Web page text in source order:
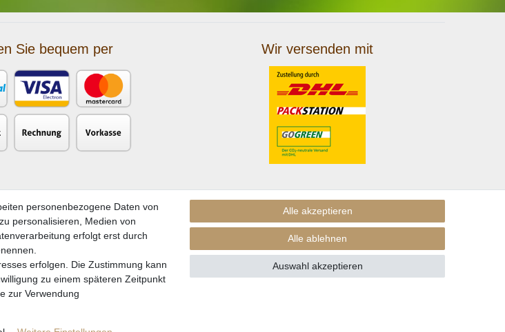
Sie bequem per Wir versenden mit
und ggf. Nachnahmegebühren, wenn nicht anders beschrieben
Lieferzeiten für andere EU-Länderhier
personenbezogene Daten von
personalisieren, Medien von
erfolgt erst durch
erfolgen. Die Zustimmung kann
zu einem späteren Zeitpunkt
zur Verwendung
Alle akzeptieren
Alle ablehnen
Auswahl akzeptieren